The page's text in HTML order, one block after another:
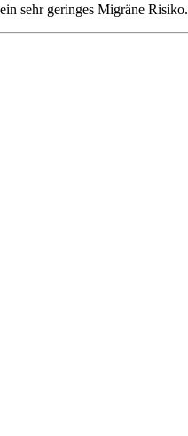
sehr geringes Migräne Risiko.